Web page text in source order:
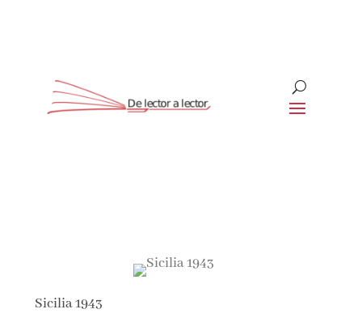
Sicilia 1943
Suscríbete
Únete a nuestra comunidad de amantes de la